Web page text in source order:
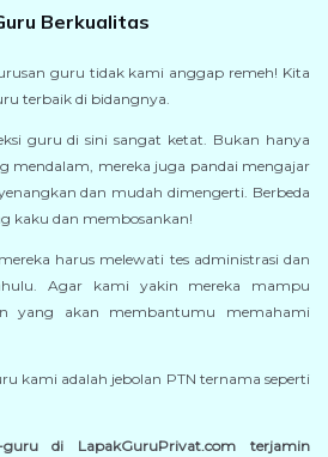
Berkualitas
guru tidak kami anggap remeh! Kita
terbaik di bidangnya.
guru di sini sangat ketat. Bukan hanya
mendalam, mereka juga pandai mengajar
dan mudah dimengerti. Berbeda
kaku dan membosankan!
harus melewati tes administrasi dan
Agar kami yakin mereka mampu
yang akan membantumu memahami
kami adalah jebolan PTN ternama seperti
di LapakGuruPrivat.com terjamin